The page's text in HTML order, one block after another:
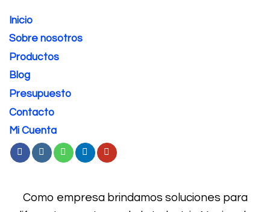
Inicio
Sobre nosotros
Productos
Blog
Presupuesto
Contacto
Mi Cuenta
Como empresa brindamos soluciones para